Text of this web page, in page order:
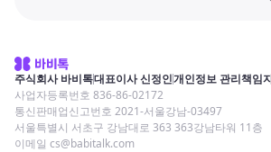
주식회사 바비톡대표이사 신정인개인정보 관리책임
사업자등록번호 836-86-02172
통신판매업신고번호 2021-서울강남-03497
서울특별시 서초구 강남대로 363 363강남타워 11층
이메일 cs@babitalk.com